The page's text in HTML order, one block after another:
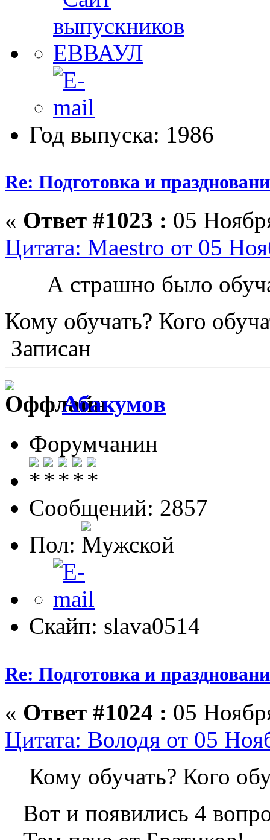
Год выпуска: 1986
Re: Подготовка и
« Ответ #1023 : 05
Цитата: Maestro от 05
А страшно было
Кому обучать? Кого
Записан
Абакумов
Форумчанин
Сообщений: 2857
Пол:
Скайп: slava0514
Re: Подготовка и
« Ответ #1024 : 05
Цитата: Володя от 05
Кому обучать? Кого
Вот и появились 4